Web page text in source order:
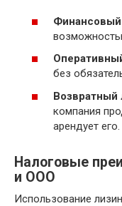
Финансовый
без
Возвратный
компания
арендует его.
Налоговые
и ООО
Использование